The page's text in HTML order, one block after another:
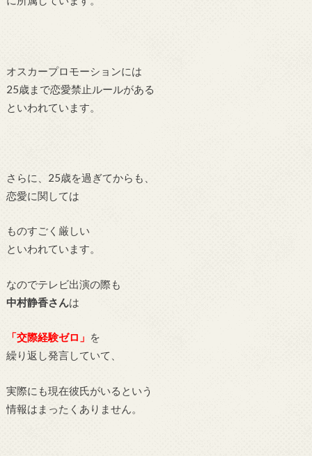
オスカープロモーションには
25歳まで恋愛禁止ルールがある
といわれています。
さらに、25歳を過ぎてからも、
恋愛に関しては
ものすごく厳しい
といわれています。
なのでテレビ出演の際も
中村静香さんは
「交際経験ゼロ」 を
繰り返し発言していて、
実際にも現在彼氏がいるという
情報はまったくありません。